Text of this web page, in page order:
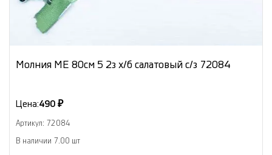
Молния МЕ 80см 5 2з х/б салатовый с/з 72084
Цена:490 ₽
Артикул: 72084
В наличии 7.00 шт